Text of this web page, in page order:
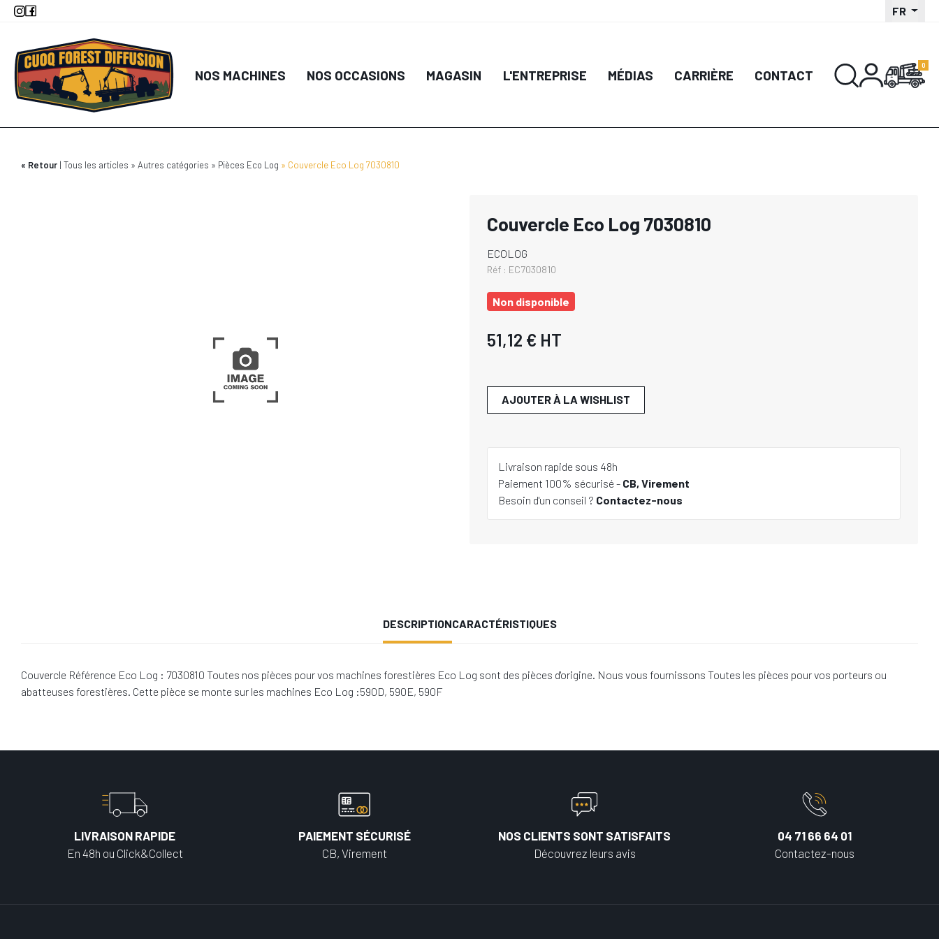
Aller
principal
FR
NOS MACHINES NOS OCCASIONS MAGASIN L'ENTREPRISE MÉDIAS CARRIÈRE CONTACT
Retour Tous les articles Autres catégories Pièces Eco Log Couvercle Eco Log 7030810
Couvercle Eco Log 7030810
ECOLOG
Réf : EC7030810
Non disponible
51,12 € HT
AJOUTER À LA WISHLIST
Livraison rapide sous 48h
Paiement 100% sécurisé - CB, Virement
Besoin d'un conseil ? Contactez-nous
DESCRIPTIONCARACTÉRISTIQUES
Couvercle Référence Eco Log : 7030810 Toutes nos pièces pour vos machines forestières Eco Log sont des pièces d'origine. Nous vous fournissons Toutes les pièces pour vos porteurs ou
abatteuses forestières. Cette pièce se monte sur les machines Eco Log :590D, 590E, 590F
LIVRAISON RAPIDE
En 48h ou Click&Collect
PAIEMENT SÉCURISÉ
CB, Virement
NOS CLIENTS SONT SATISFAITS
Découvrez leurs avis
04 71 66 64 01
Contactez-nous